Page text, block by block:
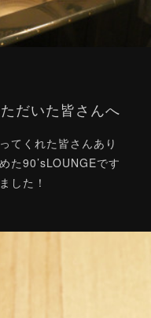
だいた皆さんへ
てくれた皆さんあり
た90’sLOUNGEです
した！